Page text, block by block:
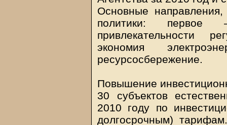
Основные
политики: первое
привлекательности
экономия
ресурсосбережение.
Повышение
30 субъектов
2010 году по
долгосрочным)